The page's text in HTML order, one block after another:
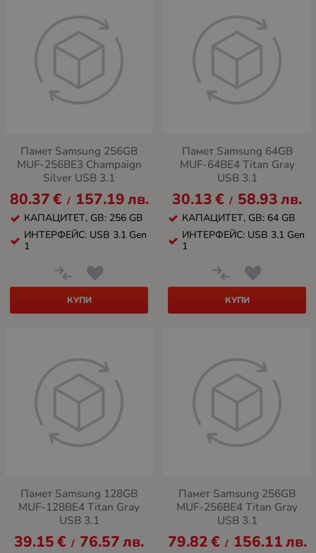
Памет Samsung 256GB
MUF-256BE3 Champaign
Silver USB 3.1
80.37€ / 157.19лв.
КАПАЦИТЕТ, GB: 256 GB
ИНТЕРФЕЙС: USB 3.1 Gen
1
КУПИ
Памет Samsung 64GB
MUF-64BE4 Titan Gray
USB 3.1
30.13€ / 58.93лв.
КАПАЦИТЕТ, GB: 64 GB
ИНТЕРФЕЙС: USB 3.1 Gen
1
КУПИ
Памет Samsung 128GB
MUF-128BE4 Titan Gray
USB 3.1
39.15€ / 76.57лв.
Памет Samsung 256GB
MUF-256BE4 Titan Gray
USB 3.1
79.82€ / 156.11лв.